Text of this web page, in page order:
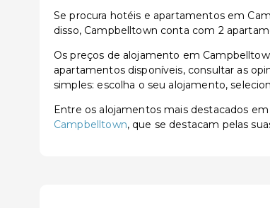
Se procura hotéis e apartamentos em
disso, Campbelltown conta com 2
Os preços de alojamento em
apartamentos disponíveis, consultar as
simples: escolha o seu alojamento,
Entre os alojamentos mais destacados
Campbelltown, que se destacam pelas